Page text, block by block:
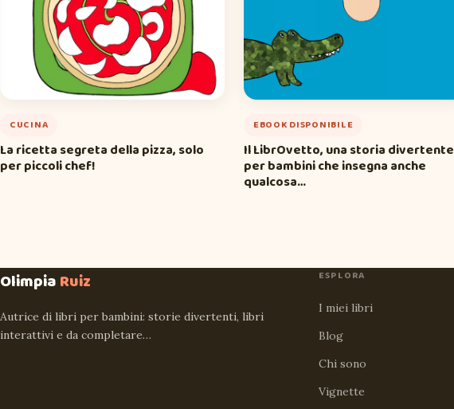
CUCINA
La ricetta segreta della pizza, solo
per piccoli chef!
EBOOK DISPONIBILE
Il LibrOvetto, una storia divertente
per bambini che insegna anche
qualcosa…
OlimpiaRuiz
Autrice di libri per bambini: storie divertenti, libri
interattivi e da completare…
ESPLORA
I miei libri
Blog
Chi sono
Vignette